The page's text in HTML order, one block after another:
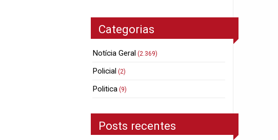
Categorias
Notícia Geral (2.369)
Policial (2)
Politica (9)
Posts recentes